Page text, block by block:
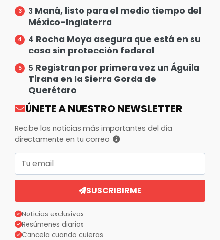
3 Maná, listo para el medio tiempo del
México-Inglaterra
4 Rocha Moya asegura que está en su
casa sin protección federal
5 Registran por primera vez un Águila
Tirana en la Sierra Gorda de
Querétaro
ÚNETE A NUESTRO NEWSLETTER
Recibe las noticias más importantes del día
directamente en tu correo.
Correo electrónico
SUSCRIBIRME
Noticias exclusivas
Resúmenes diarios
Cancela cuando quieras